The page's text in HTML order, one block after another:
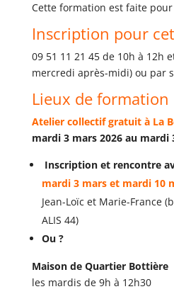
Cette formation est faite pour
Inscription pour
09 51 11 21 45 de 10h à 12h
mercredi après-midi) ou par
Lieux de formation
Atelier collectif gratuit à La
mardi 3 mars 2026 au mardi
Inscription et rencontre
mardi 3 mars et mardi 10
Jean-Loïc et Marie-France
ALIS 44)
Ou ?
Maison de Quartier Bottière
les mardis de 9h à 12h30